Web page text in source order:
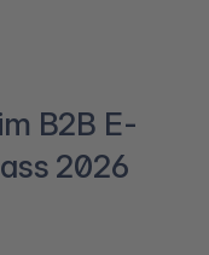
B2B E-
2026